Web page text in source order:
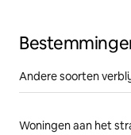
Andere soorten
Woningen aan het